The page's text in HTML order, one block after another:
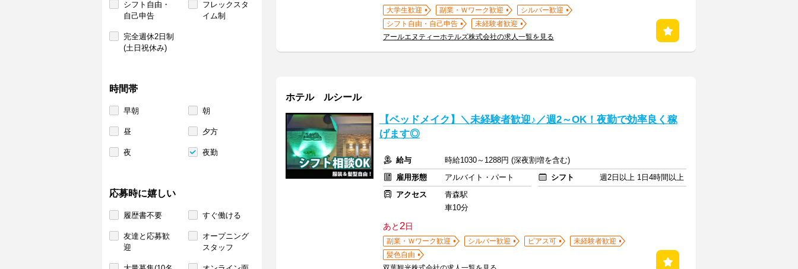
シフト自由・
自己申告
フレックスタ
イム制
完全週休2日制
(土日祝休み)
時間帯
早朝 朝
昼 夕方
夜 夜勤
応募時に嬉しい
履歴書不要 すぐ働ける
友達と応募歓
迎
オープニング
スタッフ
大学生歓迎 副業・Ｗワーク歓迎
シルバー歓迎
シフト自由・自己申告
未経験者歓迎
アールエヌティーホテルズ株式会社の求人一覧を見る
ホテル ルシール
【ベッドメイク】＼未経験者歓迎♪／週2～OK！夜勤で効率良く稼
げます◎
給与
時給1030～1288円 (深夜割増を含む)
雇用形態
アルバイト・パート シフト
週2日以上 1日4時間以上
アクセス
青森駅
車10分
あと2日
副業・Ｗワーク歓迎 シルバー歓迎 ピアス可
未経験者歓迎
髪色自由